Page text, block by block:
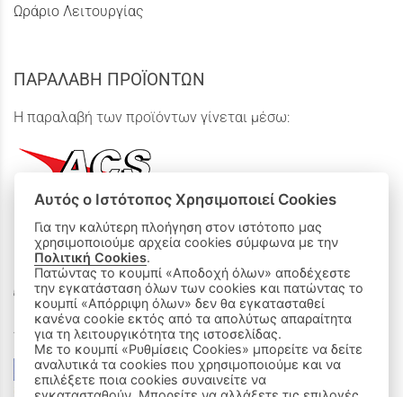
Ωράριο Λειτουργίας
ΠΑΡΑΛΑΒΗ ΠΡΟΪΟΝΤΩΝ
Η παραλαβή των προϊόντων γίνεται μέσω:
ΟΙ ΑΓΟΡΕΣ ΜΟΥ
Καλάθι Αγορών
Δεχόμαστε όλες τις πιστωτικές κάρτες:
Αυτός ο Ιστότοπος Χρησιμοποιεί Cookies
Για την καλύτερη πλοήγηση στον ιστότοπο μας
χρησιμοποιούμε αρχεία cookies σύμφωνα με την
Πολιτική Cookies.
Πατώντας το κουμπί «Αποδοχή όλων» αποδέχεστε
την εγκατάσταση όλων των cookies και πατώντας το
κουμπί «Απόρριψη όλων» δεν θα εγκατασταθεί
κανένα cookie εκτός από τα απολύτως απαραίτητα
για τη λειτουργικότητα της ιστοσελίδας.
Με το κουμπί «Ρυθμίσεις Cookies» μπορείτε να δείτε
αναλυτικά τα cookies που χρησιμοποιούμε και να
επιλέξετε ποια cookies συναινείτε να